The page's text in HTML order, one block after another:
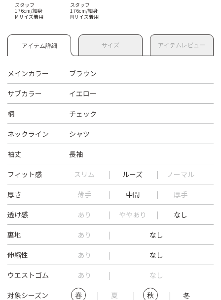
スタッフ
176cm/細身
Mサイズ着用
スタッフ
176cm/細身
Mサイズ着用
アイテム詳細 サイズ アイテムレビュー
メインカラー ブラウン
サブカラー イエロー
柄 チェック
ネックライン シャツ
袖丈 長袖
フィット感 スリム ルーズ ノーマル
厚さ 薄手 中間 厚手
透け感 あり ややあり なし
裏地 あり なし
伸縮性 あり なし
ウエストゴム あり なし
対象シーズン 春 夏 秋 冬